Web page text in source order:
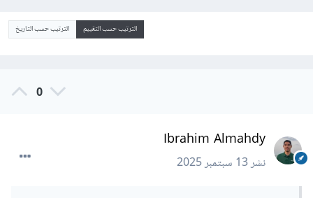
الترتيب حسب التقييم الترتيب حسب التاريخ
0
Ibrahim Almahdy
نشر13 سبتمبر 2025